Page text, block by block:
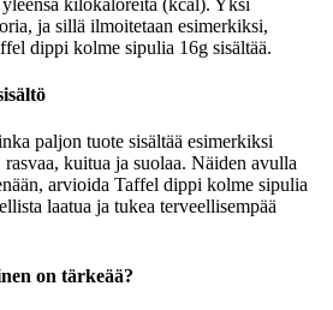
ja sillä ilmoitetaan esimerkiksi,
dippi kolme sipulia 16g sisältää.
paljon tuote sisältää esimerkiksi
kuitua ja suolaa. Näiden avulla
arvioida Taffel dippi kolme sipulia
laatua ja tukea terveellisempää
on tärkeää?